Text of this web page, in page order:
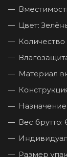
Цвет:
Количество
Материал
Вес брутто:
Размер